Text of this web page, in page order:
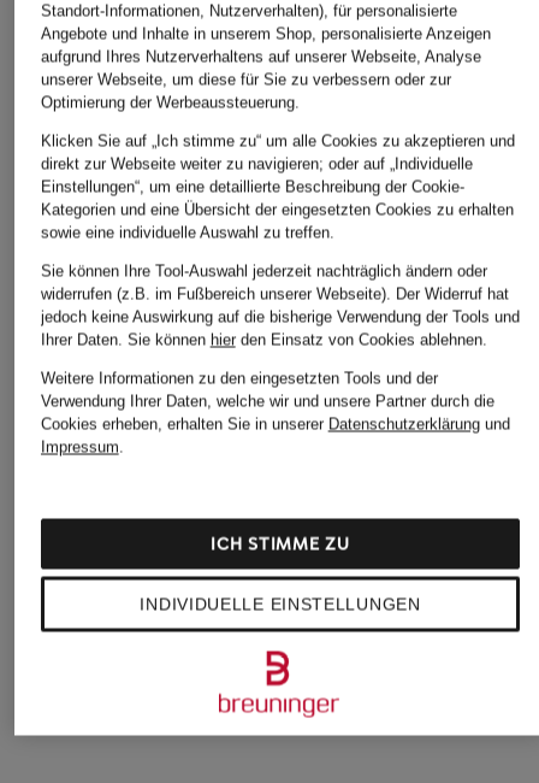
65,99 €
Marc O'Polo DENIM
49,95 € 94,99 €
Standort-Informationen, Nutzerverhalten), für personalisierte
Angebote und Inhalte in unserem Shop, personalisierte Anzeigen
aufgrund Ihres Nutzerverhaltens auf unserer Webseite, Analyse
unserer Webseite, um diese für Sie zu verbessern oder zur
Optimierung der Werbeaussteuerung.
Klicken Sie auf „Ich stimme zu“ um alle Cookies zu akzeptieren und
direkt zur Webseite weiter zu navigieren; oder auf „Individuelle
Einstellungen“, um eine detaillierte Beschreibung der Cookie-
Kategorien und eine Übersicht der eingesetzten Cookies zu erhalten
sowie eine individuelle Auswahl zu treffen.
Sie können Ihre Tool-Auswahl jederzeit nachträglich ändern oder
widerrufen (z.B. im Fußbereich unserer Webseite). Der Widerruf hat
jedoch keine Auswirkung auf die bisherige Verwendung der Tools und
Ihrer Daten. Sie können hierden Einsatz von Cookies ablehnen.
Weitere Informationen zu den eingesetzten Tools und der
Verwendung Ihrer Daten, welche wir und unsere Partner durch die
Cookies erheben, erhalten Sie in unserer Datenschutzerklärungund
Impressum.
INDIVIDUELLE EINSTELLUNGEN
ICH STIMME ZU